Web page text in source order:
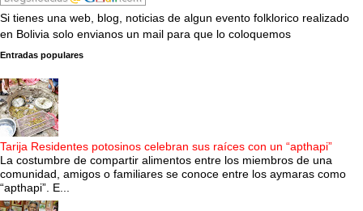
Si tienes una web, blog, noticias de algun evento folklorico realizado
en Bolivia solo envianos un mail para que lo coloquemos
Entradas populares
Tarija Residentes potosinos celebran sus raíces con un “apthapi”
La costumbre de compartir alimentos entre los miembros de una
comunidad, amigos o familiares se conoce entre los aymaras como
“apthapi”. E...